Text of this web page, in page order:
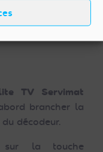
la
TV Servimat
brancher la
décodeur.
sur la touche